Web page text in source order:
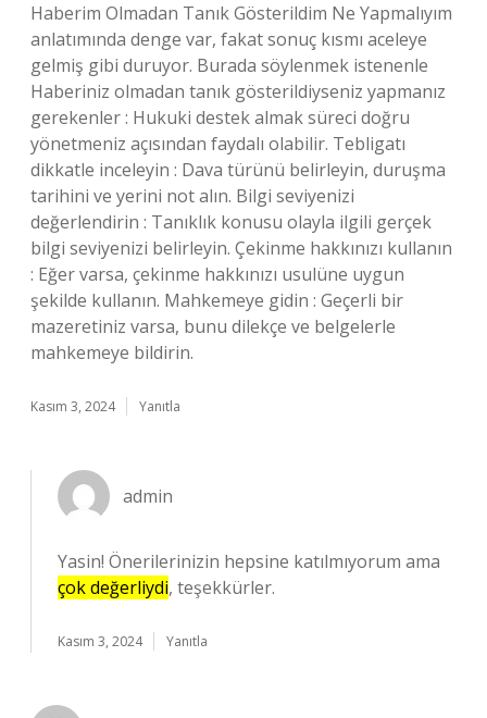
Haberim Olmadan Tanık Gösterildim Ne Yapmalıyım
anlatımında denge var, fakat sonuç kısmı aceleye
gelmiş gibi duruyor. Burada söylenmek istenenle
Haberiniz olmadan tanık gösterildiyseniz yapmanız
gerekenler : Hukuki destek almak süreci doğru
yönetmeniz açısından faydalı olabilir. Tebligatı
dikkatle inceleyin : Dava türünü belirleyin, duruşma
tarihini ve yerini not alın. Bilgi seviyenizi
değerlendirin : Tanıklık konusu olayla ilgili gerçek
bilgi seviyenizi belirleyin. Çekinme hakkınızı kullanın
: Eğer varsa, çekinme hakkınızı usulüne uygun
şekilde kullanın. Mahkemeye gidin : Geçerli bir
mazeretiniz varsa, bunu dilekçe ve belgelerle
mahkemeye bildirin.
Kasım 3, 2024 Yanıtla
admin
Yasin! Önerilerinizin hepsine katılmıyorum ama
çok değerliydi, teşekkürler.
Kasım 3, 2024 Yanıtla